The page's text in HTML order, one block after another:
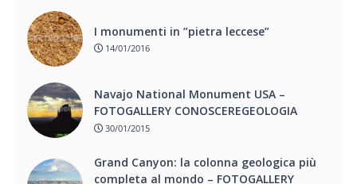
I monumenti in ”pietra leccese”
14/01/2016
Navajo National Monument USA –
FOTOGALLERY CONOSCEREGEOLOGIA
30/01/2015
Grand Canyon: la colonna geologica più
completa al mondo – FOTOGALLERY